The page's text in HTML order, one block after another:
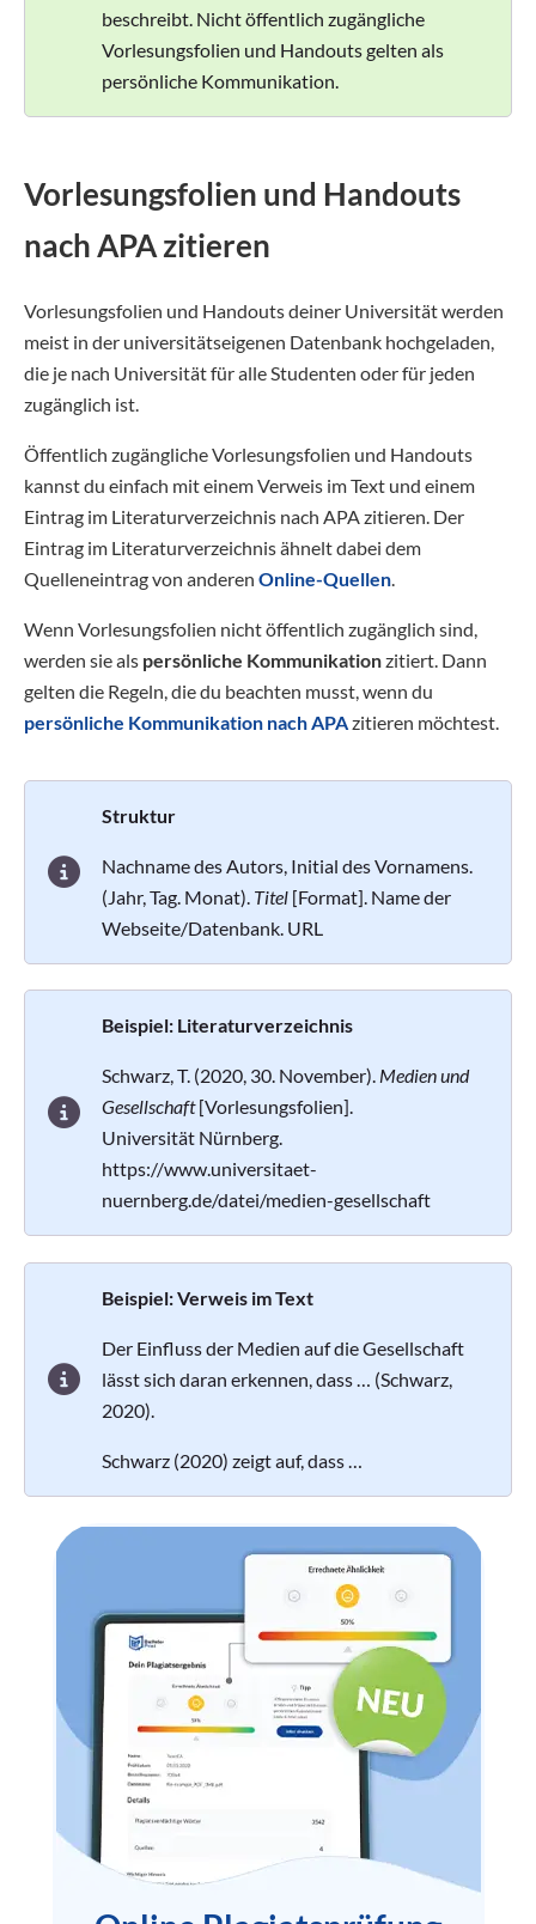
beschreibt. Nicht öffentlich zugängliche
Vorlesungsfolien und Handouts gelten als
persönliche Kommunikation.
Vorlesungsfolien und Handouts
nach APA zitieren
Vorlesungsfolien und Handouts deiner Universität werden
meist in der universitätseigenen Datenbank hochgeladen,
die je nach Universität für alle Studenten oder für jeden
zugänglich ist.
Öffentlich zugängliche Vorlesungsfolien und Handouts
kannst du einfach mit einem Verweis im Text und einem
Eintrag im Literaturverzeichnis nach APA zitieren. Der
Eintrag im Literaturverzeichnis ähnelt dabei dem
Quelleneintrag von anderen Online-Quellen
Wenn Vorlesungsfolien nicht öffentlich zugänglich sind,
werden sie als persönliche Kommunikationzitiert. Dann
gelten die Regeln, die du beachten musst, wenn du
persönliche Kommunikation nach APAzitieren möchtest.
Struktur
Nachname des Autors, Initial des Vornamens.
(Jahr, Tag. Monat). Titel [Format]. Name der
Webseite/Datenbank. URL
Beispiel: Literaturverzeichnis
Schwarz, T. (2020, 30. November). Medien und
Gesellschaft[Vorlesungsfolien].
Universität Nürnberg.
https://www.universitaet-
nuernberg.de/datei/medien-gesellschaft
Beispiel: Verweis im Text
Der Einfluss der Medien auf die Gesellschaft
lässt sich daran erkennen, dass … (Schwarz,
2020).
Schwarz (2020) zeigt auf, dass …